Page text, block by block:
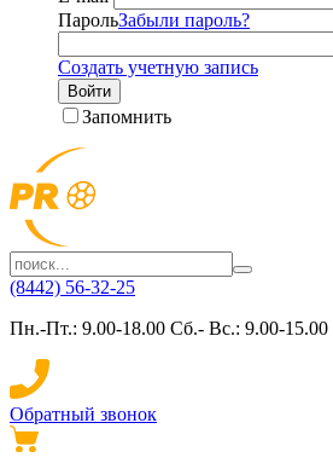
ПарольЗабыли пароль?
Создать учетную запись
Войти
Запомнить
(8442) 56-32-25
Пн.-Пт.: 9.00-18.00 Сб.- Вс.: 9.00-15.00
Обратный звонок